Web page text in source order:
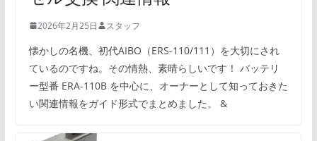
2026年2月25日 スタッフ
懐かしの名機、初代AIBO（ERS-110/111）を大切にされ
ているのですね。その情熱、素晴らしいです！ バッテリ
ー型番 ERA-110B を中心に、オーナーとして知っておきた
い関連情報をガイド形式でまとめました。 &